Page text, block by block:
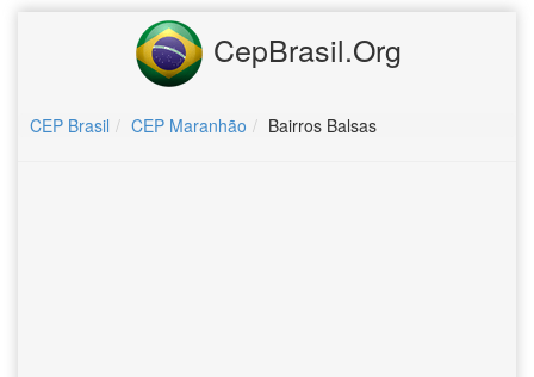
CepBrasil.Org
CEP Brasil CEP Maranhão Bairros Balsas